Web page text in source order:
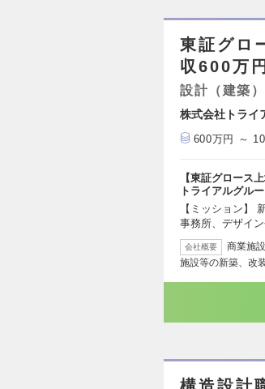
東証グロ
収600万
設計（建築）
株式会社トライ
600万円 ～
【東証グロース
トライアルグル
【ミッション】
事務所、デザイ
会社概要
商業施
施設等の新築、改